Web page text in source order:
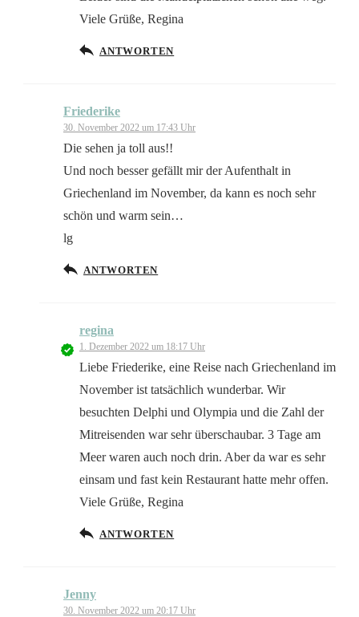
Viele Grüße, Regina
ANTWORTEN
Friederike
30. November 2022 um 17:43 Uhr
Die sehen ja toll aus!!
Und noch besser gefällt mir der Aufenthalt in
Griechenland im November, da kann es noch sehr
schön und warm sein…
lg
ANTWORTEN
regina
1. Dezember 2022 um 18:17 Uhr
Liebe Friederike, eine Reise nach Griechenland im
November ist tatsächlich wunderbar. Wir
besuchten Delphi und Olympia und die Zahl der
Mitreisenden war sehr überschaubar. 3 Tage am
Meer waren auch noch drin. Aber da war es sehr
einsam und fast kein Restaurant hatte mehr offen.
Viele Grüße, Regina
ANTWORTEN
Jenny
30. November 2022 um 20:17 Uhr